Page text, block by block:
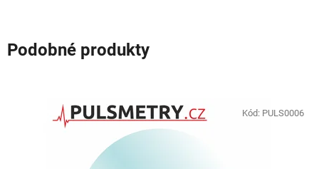
Podobné produkty
Kód: PULS0006